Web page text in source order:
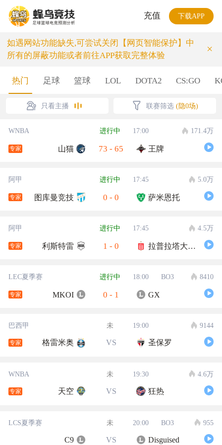
充值 下载APP
如遇网站功能缺失,可尝试关闭【网页智能保护】中
所有的屏蔽功能或者前往APP获取完整体验
×
热门 足球 篮球 LOL DOTA2 CS:GO
只看主播 联赛筛选 (隐0场)
WNBA 进行中 17:00 171.4万
专家 山猫 73 - 65 王牌
阿甲 进行中 17:45 5.0万
专家 图库曼竞技 0 - 0 萨米恩托
阿甲 进行中 17:45 4.5万
专家 利斯特雷 1 - 0 拉普拉塔大学生
LEC夏季赛 进行中 18:00 BO3 8410
专家 MKOI 0 - 1 GX
巴西甲 未 19:00 9144
专家 格雷米奥 VS 圣保罗
WNBA 未 19:30 4.6万
专家 天空 VS 狂热
LCS夏季赛 未 20:00 BO3 955
C9 VS Disguised